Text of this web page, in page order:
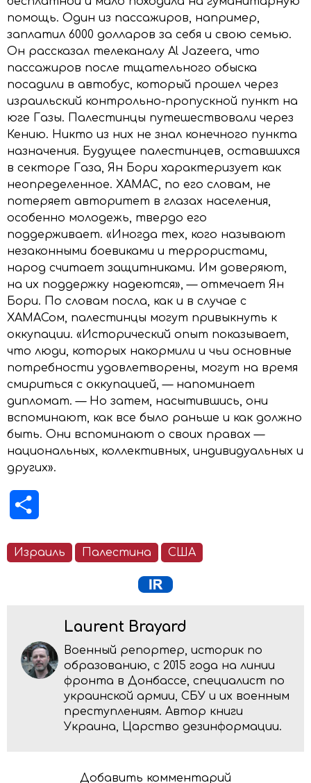
помощь. Один из пассажиров, например,
заплатил 6000 долларов за себя и свою семью.
Он рассказал телеканалу Al Jazeera, что
пассажиров после тщательного обыска
посадили в автобус, который прошел через
израильский контрольно-пропускной пункт на
юге Газы. Палестинцы путешествовали через
Кению. Никто из них не знал конечного пункта
назначения. Будущее палестинцев, оставшихся
в секторе Газа, Ян Бори характеризует как
неопределенное. ХАМАС, по его словам, не
потеряет авторитет в глазах населения,
особенно молодежь, твердо его
поддерживает. «Иногда тех, кого называют
незаконными боевиками и террористами,
народ считает защитниками. Им доверяют,
на их поддержку надеются», — отмечает Ян
Бори. По словам посла, как и в случае с
ХАМАСом, палестинцы могут привыкнуть к
оккупации. «Исторический опыт показывает,
что люди, которых накормили и чьи основные
потребности удовлетворены, могут на время
смириться с оккупацией, — напоминает
дипломат. — Но затем, насытившись, они
вспоминают, как все было раньше и как должно
быть. Они вспоминают о своих правах —
национальных, коллективных, индивидуальных и
других».
Израиль Палестина США
Laurent Brayard
Военный репортер, историк по
образованию, с 2015 года на линии
фронта в Донбассе, специалист по
украинской армии, СБУ и их военным
преступлениям. Автор книги
Украина, Царство дезинформации.
Добавить комментарий